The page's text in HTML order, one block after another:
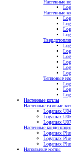
Настенные
Настенные
Тепловые
Настенные котлы
Настенные газовые
Logamax
Logamax
Logamax
Настенные
Logamax
Logamax
Logamax
Напольные котлы